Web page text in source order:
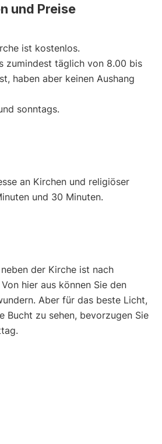
und Preise
ist kostenlos.
zumindest täglich von 8.00 bis
haben aber keinen Aushang
sonntags.
an Kirchen und religiöser
und 30 Minuten.
der Kirche ist nach
hier aus können Sie den
Aber für das beste Licht,
Bucht zu sehen, bevorzugen Sie